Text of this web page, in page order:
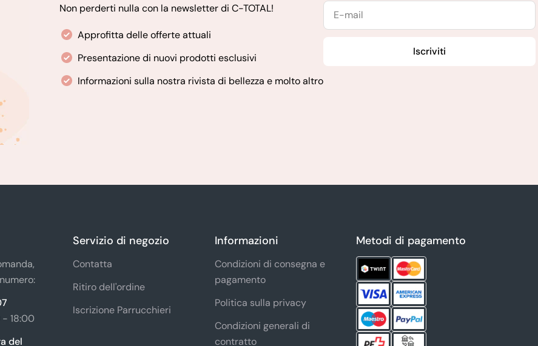
Non perderti nulla con la newsletter di C-TOTAL!
Approfitta delle offerte attuali
Presentazione di nuovi prodotti esclusivi
Informazioni sulla nostra rivista di bellezza e molto altro
E-
Iscriviti
- 18:00
del
Servizio di negozio
Contatta
Ritiro dell'ordine
Iscrizione Parrucchieri
Informazioni
Condizioni di consegna e
pagamento
Politica sulla privacy
Condizioni generali di
contratto
Metodi di pagamento